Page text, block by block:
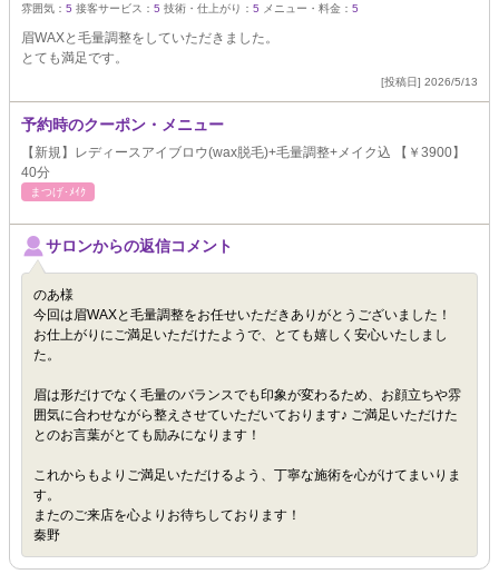
雰囲気： 5 接客サービス： 5 技術・仕上がり： 5 メニュー・料金： 5
眉WAXと毛量調整をしていただきました。
とても満足です。
[投稿日] 2026/5/13
予約時のクーポン・メニュー
【新規】レディースアイブロウ(wax脱毛)+毛量調整+メイク込 【￥3900】
40分
まつげ･ﾒｲｸ
サロンからの返信コメント
のあ様
今回は眉WAXと毛量調整をお任せいただきありがとうございました！
お仕上がりにご満足いただけたようで、とても嬉しく安心いたしまし
た。
眉は形だけでなく毛量のバランスでも印象が変わるため、お顔立ちや雰
囲気に合わせながら整えさせていただいております♪ ご満足いただけた
とのお言葉がとても励みになります！
これからもよりご満足いただけるよう、丁寧な施術を心がけてまいりま
す。
またのご来店を心よりお待ちしております！
秦野